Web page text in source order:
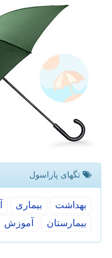
تگهای پاراسول
بهداشت بیماری
بیمارستان
آموزش